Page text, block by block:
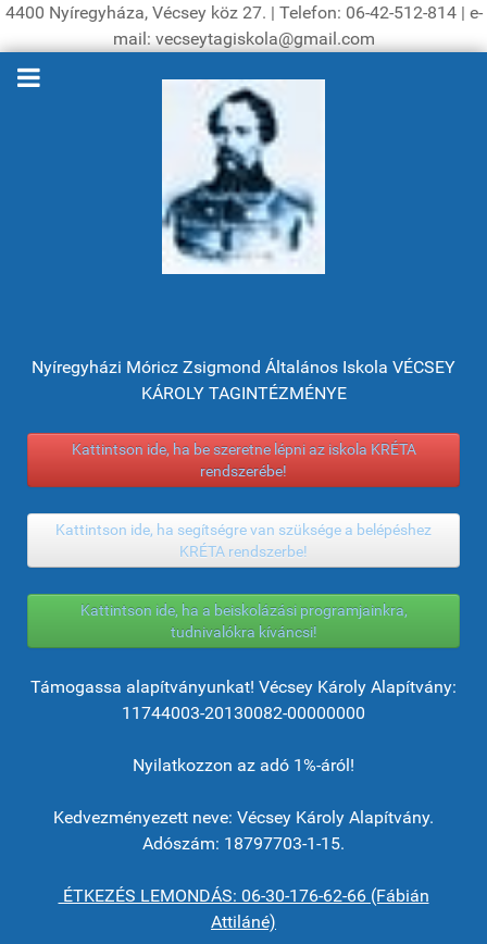
4400 Nyíregyháza, Vécsey köz 27. | Telefon: 06-42-512-814 | e-
mail: vecseytagiskola@gmail.com
Nyíregyházi Móricz Zsigmond Általános Iskola VÉCSEY
KÁROLY TAGINTÉZMÉNYE
Kattintson ide, ha be szeretne lépni az iskola KRÉTA
rendszerébe!
Kattintson ide, ha segítségre van szüksége a belépéshez
KRÉTA rendszerbe!
Kattintson ide, ha a beiskolázási programjainkra,
tudnivalókra kíváncsi!
Támogassa alapítványunkat! Vécsey Károly Alapítvány:
11744003-20130082-00000000
Nyilatkozzon az adó 1%-áról!
Kedvezményezett neve: Vécsey Károly Alapítvány.
Adószám: 18797703-1-15.
ÉTKEZÉS LEMONDÁS: 06-30-176-62-66 (Fábián
Attiláné)